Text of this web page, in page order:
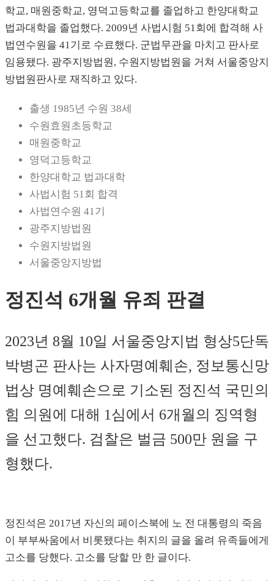
학교, 매원중학교, 영덕고등학교를 졸업하고 한양대학교
법과대학을 졸업했다. 2009년 사법시험 51회에 합격해 사
법연수원을 41기로 수료했다. 군법무관을 마치고 판사로
임용됐다. 광주지방법원, 수원지방법원을 거쳐 서울중앙지
방법원판사로 재직하고 있다.
출생 1985년 수원 38세
수원효원초등학교
매원중학교
영덕고등학교
한양대학교 법과대학
사법시험 51회 합격
사법연수원 41기
광주지방법원
수원지방법원
서울중앙지방법
정진석 6개월 유죄 판결
2023년 8월 10일 서울중앙지법 형상5단독
박병곤 판사는 사자명예훼손, 정보통신망
법상 명예훼손으로 기소된 정진석 국민의
힘 의원에 대해 1심에서 6개월의 징역형
을 선고했다. 검찰은 벌금 500만 원을 구
형했다.
정진석은 2017년 자신의 페이스북에 노 전 대통령의 죽음
이 부부싸움에서 비롯됐다는 취지의 글을 올려 유족들에게
고소를 당했다. 고소를 당할 만 한 글이다.